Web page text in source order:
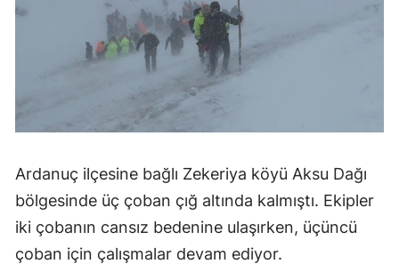
Ardanuç ilçesine bağlı Zekeriya köyü Aksu Dağı
bölgesinde üç çoban çığ altında kalmıştı. Ekipler
iki çobanın cansız bedenine ulaşırken, üçüncü
çoban için çalışmalar devam ediyor.